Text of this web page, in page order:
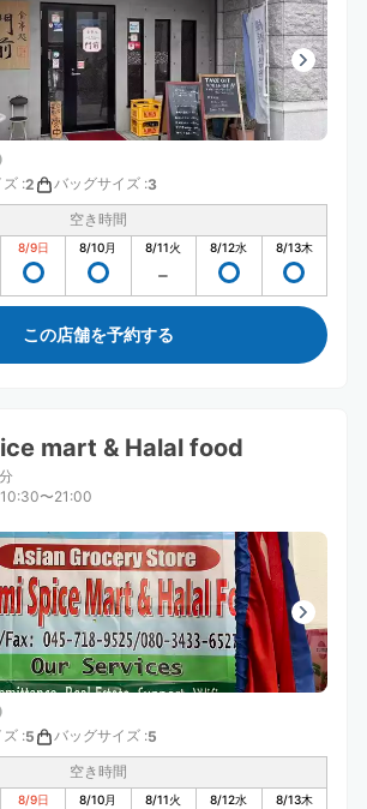
ズ :2 バッグサイズ :3
空き時間
8/9日 8/10月 8/11火 8/12水 8/13木
この店舗を予約する
mart & Halal food
10:30〜21:00
ズ :5 バッグサイズ :5
空き時間
8/9日 8/10月 8/11火 8/12水 8/13木